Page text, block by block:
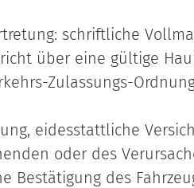
schriftliche
über eine gültige
Zulassungs-
eidesstattliche
oder des
Bestätigung des